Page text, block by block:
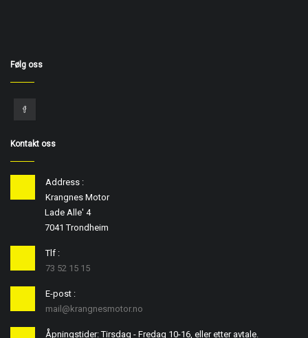
Følg oss
Kontakt oss
Address :
Krangnes Motor
Lade Alle' 4
7041 Trondheim
Tlf :
73 52 15 15
E-post :
mail@krangnesmotor.no
Åpningstider: Tirsdag - Fredag 10-16, eller etter avtale.